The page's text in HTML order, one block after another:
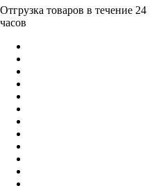
Отгрузка товаров в течение 24
часов